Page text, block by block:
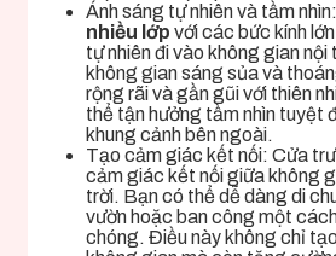
Ánh sáng tự nhiên và tầm
nhiều lớp với các bức kính
tự nhiên đi vào không gian
không gian sáng sủa và
rộng rãi và gần gũi với thiên
thể tận hưởng tầm nhìn tuyệt
khung cảnh bên ngoài.
Tạo cảm giác kết nối: Cửa
cảm giác kết nối giữa không
trời. Bạn có thể dễ dàng di
vườn hoặc ban công một
chóng. Điều này không chỉ